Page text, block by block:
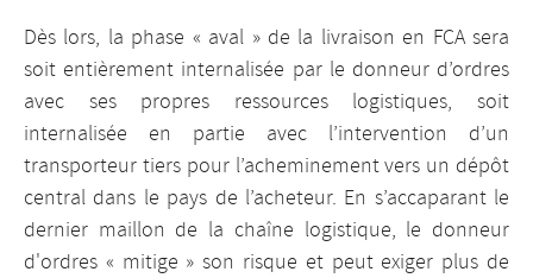
Dès lors, la phase « aval » de la livraison en FCA sera
soit entièrement internalisée par le donneur d’ordres
avec ses propres ressources logistiques, soit
internalisée en partie avec l’intervention d’un
transporteur tiers pour l’acheminement vers un dépôt
central dans le pays de l’acheteur. En s’accaparant le
dernier maillon de la chaîne logistique, le donneur
d'ordres « mitige » son risque et peut exiger plus de